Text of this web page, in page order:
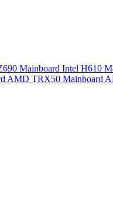
Mainboard Intel H610
AMD TRX50 Mainboard